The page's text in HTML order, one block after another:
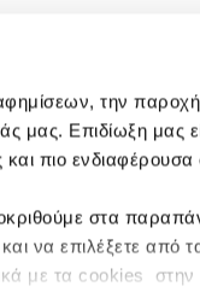
την παροχή
μας. Επιδίωξη μας
πιο ενδιαφέρουσα
στα
να επιλέξετε από
με τα cookies στην